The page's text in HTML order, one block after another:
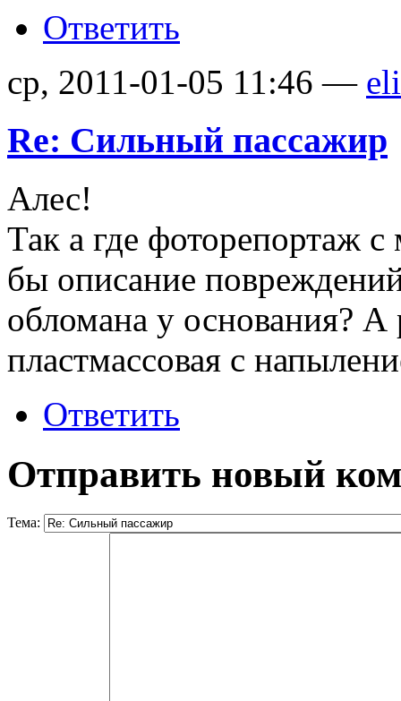
Ответить
ср, 2011-01-05 11:46 —
Re: Сильный пассажир
Алес!
Так а где фоторепортаж
бы описание
обломана у основания? А
пластмассовая с
Ответить
Отправить новый
Тема: